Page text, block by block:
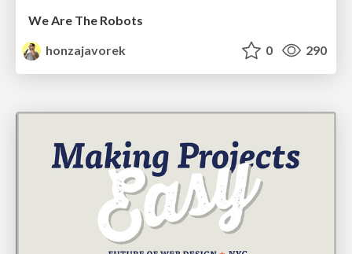
We Are The Robots
honzajavorek
0 290